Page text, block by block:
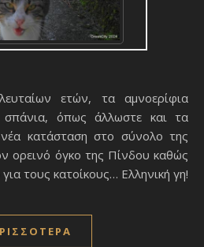
σπάνια, όπως άλλωστε και τα
κατάσταση στο σύνολο της
ορεινό όγκο της Πίνδου καθώς
τους κατοίκους… Ελληνική γη!